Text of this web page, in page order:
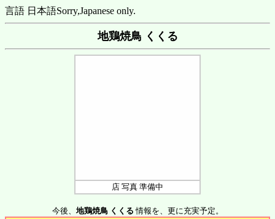
言語 日本語Sorry,Japanese only.
地鶏焼鳥 くくる
店 写真 準備中
今後、 地鶏焼鳥 くくる 情報を、更に充実予定。